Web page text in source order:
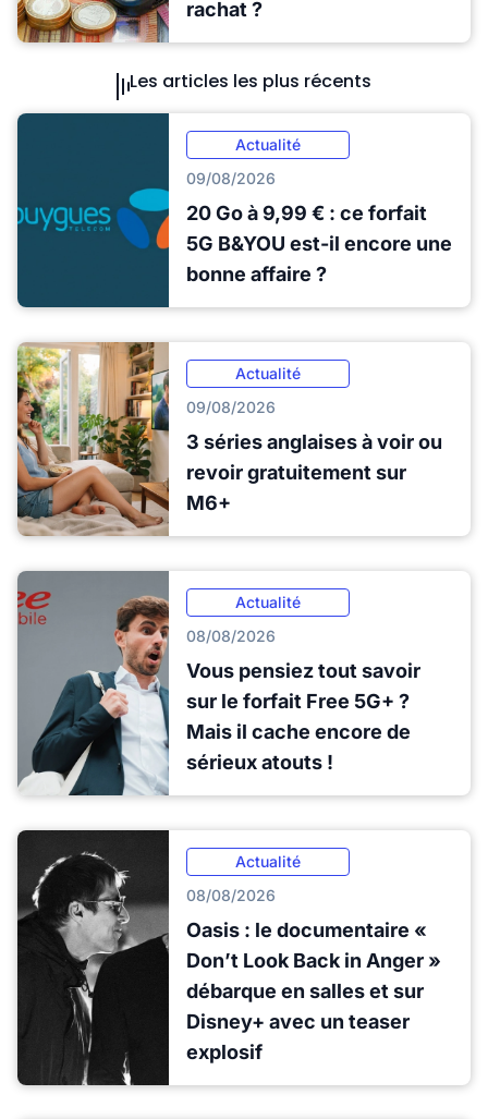
rachat ?
Les articles les plus récents
Actualité
09/08/2026
20 Go à 9,99 € : ce forfait
5G B&YOU est-il encore une
bonne affaire ?
Actualité
09/08/2026
3 séries anglaises à voir ou
revoir gratuitement sur
M6+
Actualité
08/08/2026
Vous pensiez tout savoir
sur le forfait Free 5G+ ?
Mais il cache encore de
sérieux atouts !
Actualité
08/08/2026
Oasis : le documentaire «
Don’t Look Back in Anger »
débarque en salles et sur
Disney+ avec un teaser
explosif